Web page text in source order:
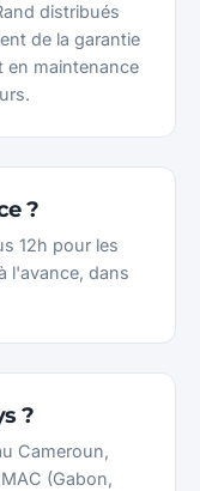
distribués
de la garantie
en maintenance
?
12h pour les
l'avance, dans
?
Cameroun,
(Gabon,